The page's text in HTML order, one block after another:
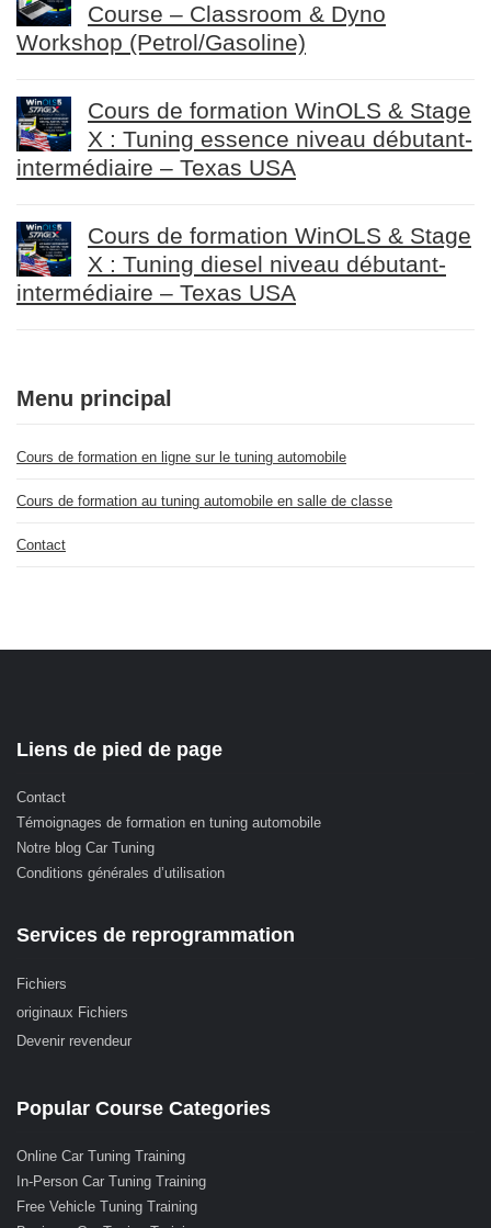
Course – Classroom & Dyno
Workshop (Petrol/Gasoline)
Cours de formation WinOLS & Stage
X : Tuning essence niveau débutant-
intermédiaire – Texas USA
Cours de formation WinOLS & Stage
X : Tuning diesel niveau débutant-
intermédiaire – Texas USA
Menu principal
Cours de formation en ligne sur le tuning automobile
Cours de formation au tuning automobile en salle de classe
Contact
Liens de pied de page
Contact
Témoignages de formation en tuning automobile
Notre blog Car Tuning
Conditions générales d’utilisation
Services de reprogrammation
Fichiers
originaux Fichiers
Devenir revendeur
Popular Course Categories
Online Car Tuning Training
In-Person Car Tuning Training
Free Vehicle Tuning Training